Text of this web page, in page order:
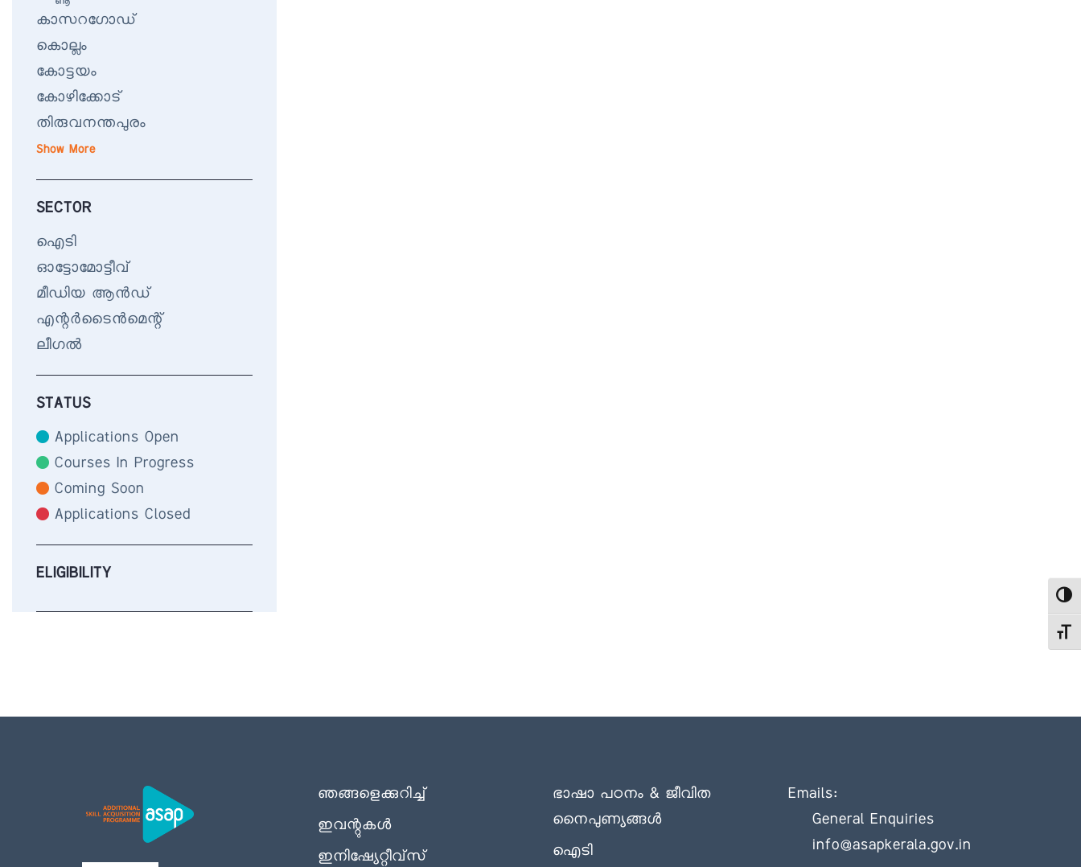
കാസറഗോഡ്
കൊല്ലം
കോട്ടയം
കോഴിക്കോട്
തിരുവനന്തപുരം
Show More
SECTOR
ഐടി
ഓട്ടോമോട്ടീവ്
മീഡിയ ആൻഡ്
എന്റർടൈൻമെന്റ്
ലീഗൽ
STATUS
Applications Open
Courses In Progress
Coming Soon
Applications Closed
ELIGIBILITY
ഞങ്ങളെക്കുറിച്ച്
ഇവന്റുകൾ
ഇനിഷ്യേറ്റീവ്സ്
ഭാഷാ പഠനം & ജീവിത
നൈപുണ്യങ്ങൾ
ഐടി
Emails:
General Enquiries
info@asapkerala.gov.in